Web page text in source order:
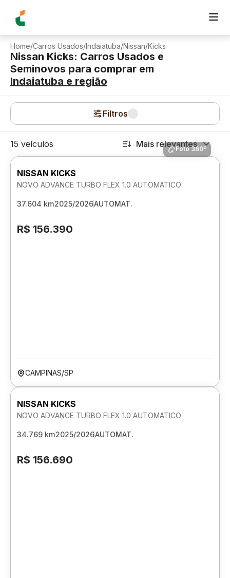
Home/Carros Usados/Indaiatuba/Nissan/Kicks
Nissan Kicks: Carros Usados e
Seminovos para comprar em
Indaiatuba e região
Filtros
15 veículos Mais relevantes
Foto 360º
NISSAN KICKS
NOVO ADVANCE TURBO FLEX 1.0 AUTOMATICO
37.604 km2025/2026AUTOMAT.
R$ 156.390
CAMPINAS/SP
NISSAN KICKS
NOVO ADVANCE TURBO FLEX 1.0 AUTOMATICO
34.769 km2025/2026AUTOMAT.
R$ 156.690